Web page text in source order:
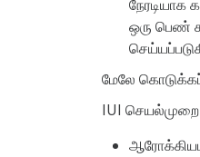
நேரடியாக
ஒரு பெண்
மேலே
IUI